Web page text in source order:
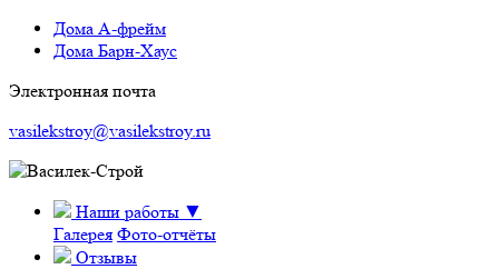
Дома А-фрейм
Дома Барн-Хаус
Электронная почта
vasilekstroy@vasilekstroy.ru
Наши работы ▼
Галерея Фото-отчёты
Отзывы